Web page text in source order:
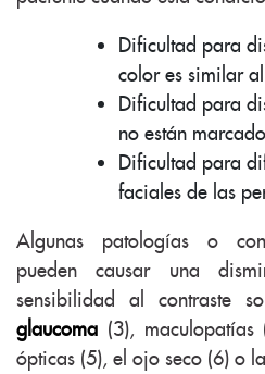
Dificultad para
color es similar
Dificultad para
no están
Dificultad para
faciales de las
Algunas patologías o
pueden causar una
sensibilidad al contraste
glaucoma (3), maculopatías
ópticas (5), el ojo seco (6) o